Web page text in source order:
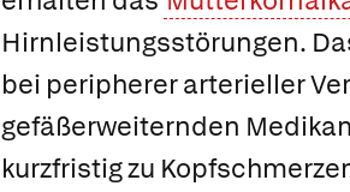
Hirnleistungsstörungen.
bei peripherer arterieller
gefäßerweiternden
kurzfristig zu